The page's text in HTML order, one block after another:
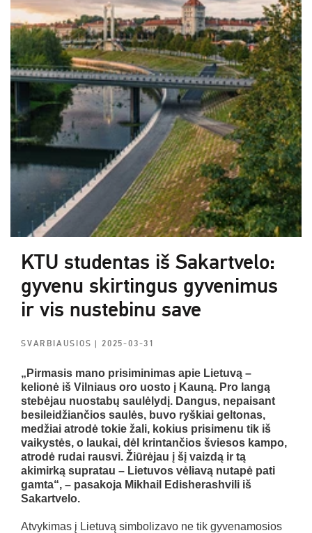
KTU studentas iš Sakartvelo:
gyvenu skirtingus gyvenimus
ir vis nustebinu save
SVARBIAUSIOS| 2025-03-31
„Pirmasis mano prisiminimas apie Lietuvą –
kelionė iš Vilniaus oro uosto į Kauną. Pro langą
stebėjau nuostabų saulėlydį. Dangus, nepaisant
besileidžiančios saulės, buvo ryškiai geltonas,
medžiai atrodė tokie žali, kokius prisimenu tik iš
vaikystės, o laukai, dėl krintančios šviesos kampo,
atrodė rudai rausvi. Žiūrėjau į šį vaizdą ir tą
akimirką supratau – Lietuvos vėliavą nutapė pati
gamta“, – pasakoja Mikhail Edisherashvili iš
Sakartvelo.
Atvykimas į Lietuvą simbolizavo ne tik gyvenamosios